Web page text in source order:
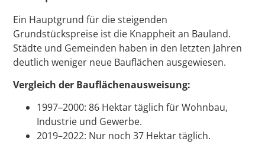
Ein Hauptgrund für die steigenden
Grundstückspreise ist die Knappheit an Bauland.
Städte und Gemeinden haben in den letzten Jahren
deutlich weniger neue Bauflächen ausgewiesen.
Vergleich der Bauflächenausweisung:
1997–2000: 86 Hektar täglich für Wohnbau,
Industrie und Gewerbe.
2019–2022: Nur noch 37 Hektar täglich.